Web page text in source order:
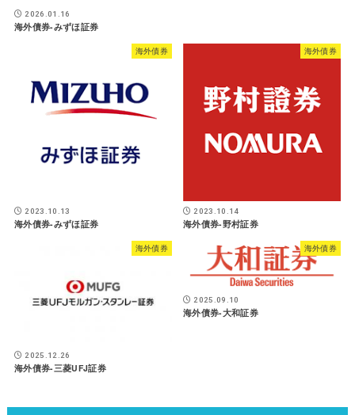
2026.01.16
海外債券-みずほ証券
海外債券
2023.10.13
海外債券-みずほ証券
海外債券
2023.10.14
海外債券-野村証券
海外債券
2025.12.26
海外債券-三菱UFJ証券
海外債券
2025.09.10
海外債券-大和証券